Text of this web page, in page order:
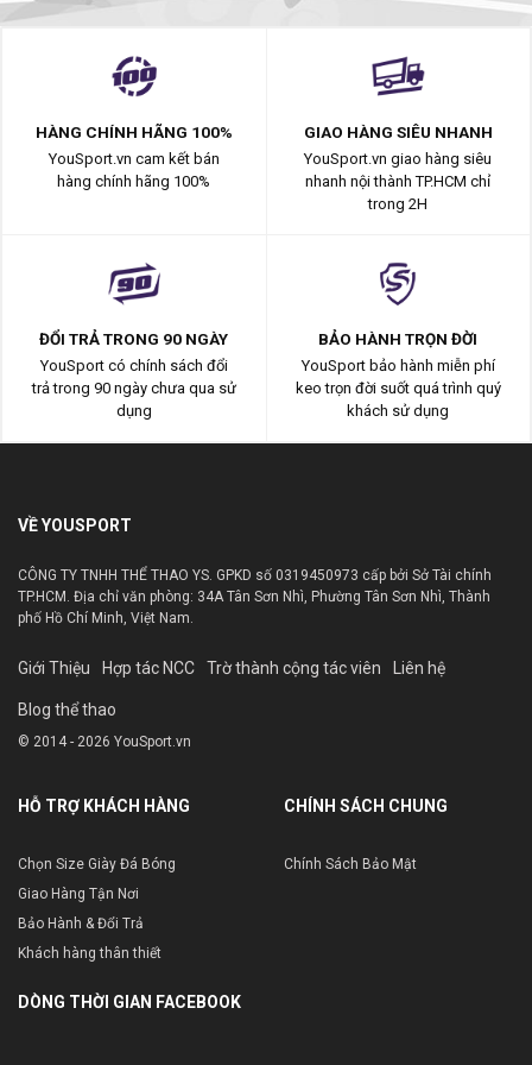
HÀNG CHÍNH HÃNG 100%
YouSport.vn cam kết bán
hàng chính hãng 100%
GIAO HÀNG SIÊU NHANH
YouSport.vn giao hàng siêu
nhanh nội thành TP.HCM chỉ
trong 2H
ĐỔI TRẢ TRONG 90 NGÀY
YouSport có chính sách đổi
trả trong 90 ngày chưa qua sử
dụng
BẢO HÀNH TRỌN ĐỜI
YouSport bảo hành miễn phí
keo trọn đời suốt quá trình quý
khách sử dụng
VỀ YOUSPORT
CÔNG TY TNHH THỂ THAO YS. GPKD số 0319450973 cấp bởi Sở Tài chính
TP.HCM. Địa chỉ văn phòng: 34A Tân Sơn Nhì, Phường Tân Sơn Nhì, Thành
phố Hồ Chí Minh, Việt Nam.
Giới Thiệu Hợp tác NCC Trờ thành cộng tác viên Liên hệ
Blog thể thao
© 2014 - 2026 YouSport.vn
HỖ TRỢ KHÁCH HÀNG
Chọn Size Giày Đá Bóng
Giao Hàng Tận Nơi
Bảo Hành & Đổi Trả
Khách hàng thân thiết
CHÍNH SÁCH CHUNG
Chính Sách Bảo Mật
DÒNG THỜI GIAN FACEBOOK